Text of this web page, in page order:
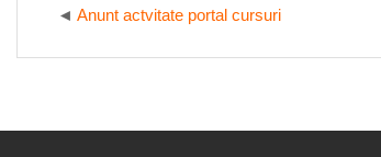
Anunt actvitate portal cursuri